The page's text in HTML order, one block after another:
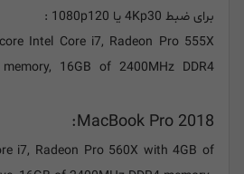
برای ضبط 4Kp30 یا 1080p120 :
Intel Core i7, Radeon Pro 555X
16GB of 2400MHz DDR4
MacBook Pro 2018:
i7, Radeon Pro 560X with 4GB of